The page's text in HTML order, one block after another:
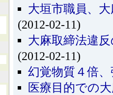
大垣市職員、
(2012-02-11)
大麻取締法違
(2012-02-11)
幻覚物質４倍
医療目的での